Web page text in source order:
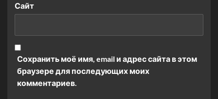
Сайт
Сохранить моё имя, email и адрес сайта в этом
браузере для последующих моих
комментариев.